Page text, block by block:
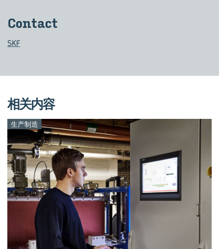
Con­tact
SKF
相关内容
生产制造